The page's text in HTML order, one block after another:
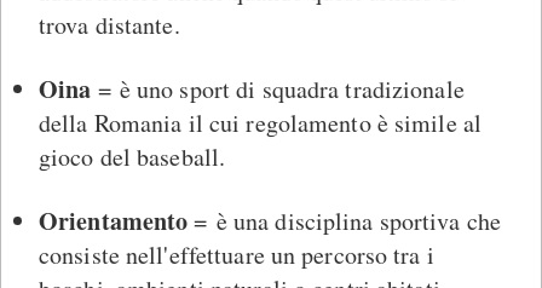
trova distante.
Oina = è uno sport di squadra tradizionale
della Romania il cui regolamento è simile al
gioco del baseball.
Orientamento= è una disciplina sportiva che
consiste nell'effettuare un percorso tra i